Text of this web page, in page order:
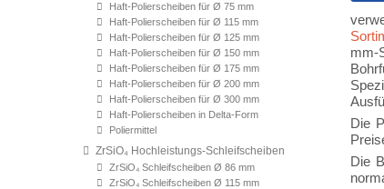
Haft-Polierscheiben für Ø 75 mm
Haft-Polierscheiben für Ø 115 mm
Haft-Polierscheiben für Ø 125 mm
Haft-Polierscheiben für Ø 150 mm
Haft-Polierscheiben für Ø 175 mm
Haft-Polierscheiben für Ø 200 mm
Haft-Polierscheiben für Ø 300 mm
Haft-Polierscheiben in Delta-Form
Poliermittel
ZrSiO₄ Hochleistungs-Schleifscheiben
ZrSiO₄ Schleifscheiben Ø 86 mm
ZrSiO₄ Schleifscheiben Ø 115 mm
mm-
Die
Die